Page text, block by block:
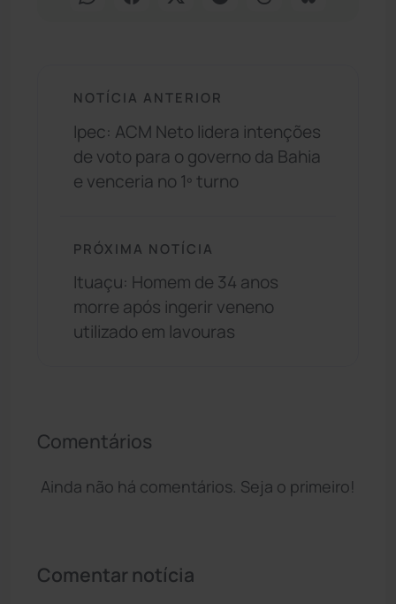
NOTÍCIA ANTERIOR
Ipec: ACM Neto lidera intenções
de voto para o governo da Bahia
e venceria no 1º turno
PRÓXIMA NOTÍCIA
Ituaçu: Homem de 34 anos
morre após ingerir veneno
utilizado em lavouras
Comentários
Ainda não há comentários. Seja o primeiro!
Comentar notícia